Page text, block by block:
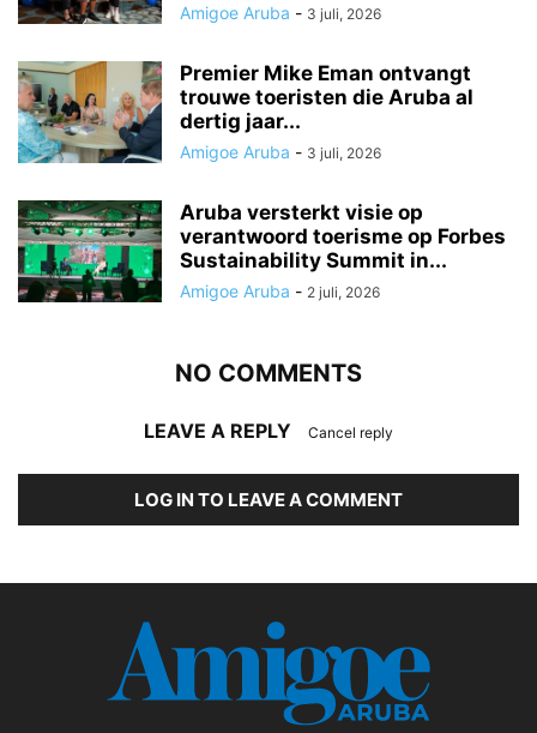
Amigoe Aruba - 3 juli, 2026
Premier Mike Eman ontvangt
trouwe toeristen die Aruba al
dertig jaar...
Amigoe Aruba - 3 juli, 2026
Aruba versterkt visie op
verantwoord toerisme op Forbes
Sustainability Summit in...
Amigoe Aruba - 2 juli, 2026
NO COMMENTS
LEAVE A REPLY Cancel reply
LOG IN TO LEAVE A COMMENT